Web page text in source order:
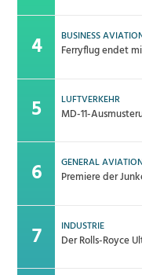
BUSINESS
Ferryflug endet
LUFTVERKEHR
MD-11-
GENERAL
Premiere der
INDUSTRIE
Der Rolls-Royce